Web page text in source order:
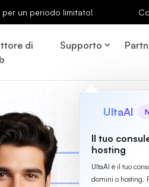
un periodo limitato!
di
Supporto
UltaAI
Il tuo
hosting
UltaAI è il tuo
domini o hosting.